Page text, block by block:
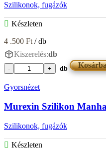
Szilikonok, fugázók
Készleten
4 .500 Ft / db
Kiszerelés:db
Murexin
Hellbraun
db
Gyorsnézet
Murexin Szilikon
Szilikonok, fugázók
Készleten